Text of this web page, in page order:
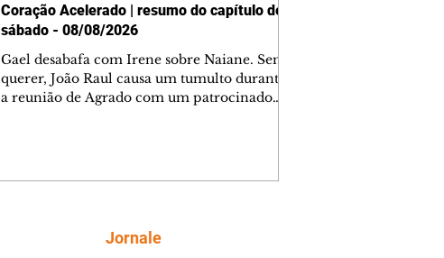
Coração Acelerado | resumo do capítulo de
sábado - 08/08/2026
Gael desabafa com Irene sobre Naiane. Sem
querer, João Raul causa um tumulto durante
a reunião de Agrado com um patrocinador.
inventa para Agrado que não está
conseguindo conviver com seu sucesso, e
Jornale